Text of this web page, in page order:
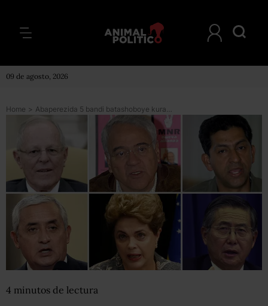
09 de agosto, 2026
Home > Abaperezida 5 bandi batashoboye kurangiza ibiringo vyabo kubera ibiturire nka PKK muri Amerika y’ikilatini
4 minutos de lectura